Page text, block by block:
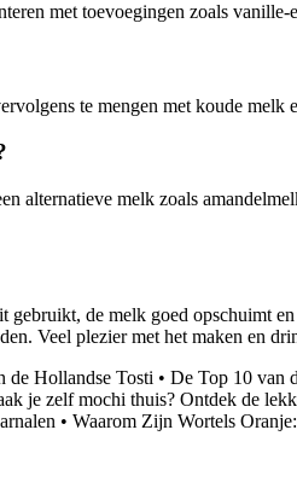
met toevoegingen zoals
te mengen met koude
alternatieve melk zoals
de melk goed opschuimt
Veel plezier met het maken en
de Hollandse Tosti • De Top 10 van
je zelf mochi thuis? Ontdek de
• Waarom Zijn Wortels